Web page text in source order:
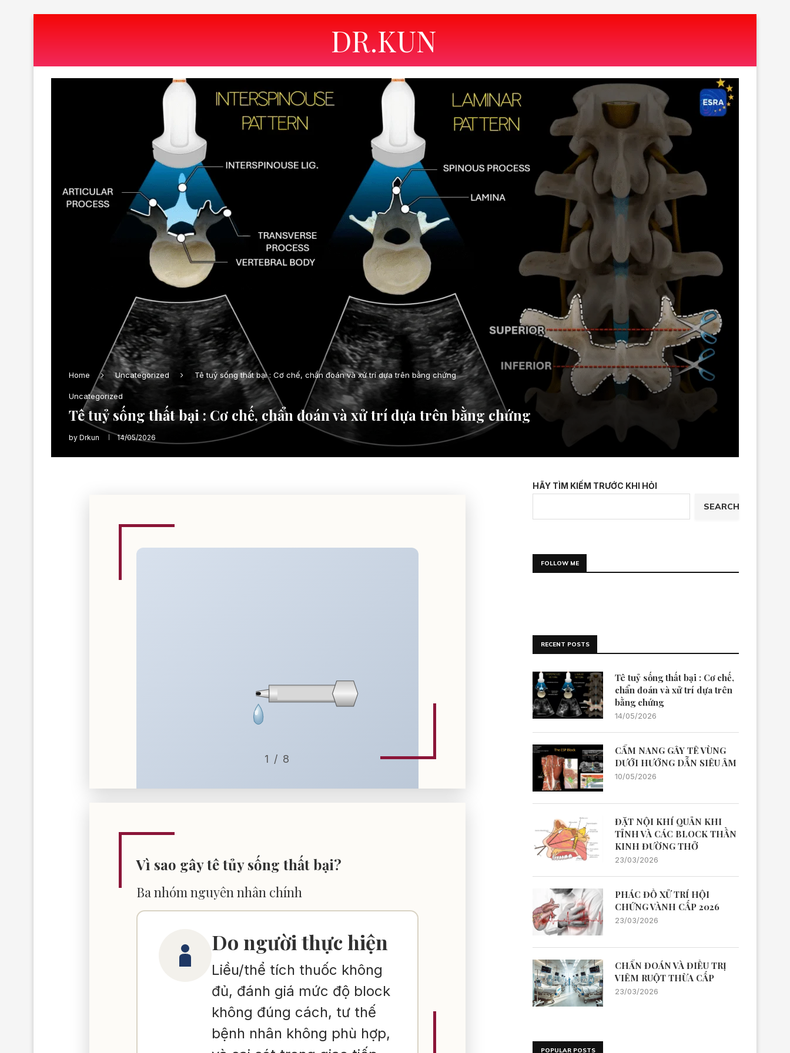
DR.KUN
Home Uncategorized Tê tuỷ sống thất bại : Cơ chế, chẩn đoán và xử trí dựa trên bằng chứng
Uncategorized
Tê tuỷ sống thất bại : Cơ chế, chẩn đoán và xử trí dựa trên bằng chứng
by Drkun 14/05/2026
Gây tê tủy
sống
thất bại
1 / 8
Vì sao gây tê tủy sống thất bại?
Ba nhóm nguyên nhân chính
Do người thực hiện
Liều/thể tích thuốc không
đủ, đánh giá mức độ block
không đúng cách, tư thế
bệnh nhân không phù hợp,
HÃY TÌM KIẾM TRƯỚC KHI HỎI
SEARCH
FOLLOW ME
RECENT POSTS
Tê tuỷ sống thất bại : Cơ chế,
chẩn đoán và xử trí dựa trên
bằng chứng
14/05/2026
CẨM NANG GÂY TÊ VÙNG
DƯỚI HƯỚNG DẪN SIÊU ÂM
10/05/2026
ĐẶT NỘI KHÍ QUẢN KHI
TỈNH VÀ CÁC BLOCK THẦN
KINH ĐƯỜNG THỞ
23/03/2026
PHÁC ĐỒ XỬ TRÍ HỘI
CHỨNG VÀNH CẤP 2026
23/03/2026
CHẨN ĐOÁN VÀ ĐIỀU TRỊ
VIÊM RUỘT THỪA CẤP
23/03/2026
POPULAR POSTS